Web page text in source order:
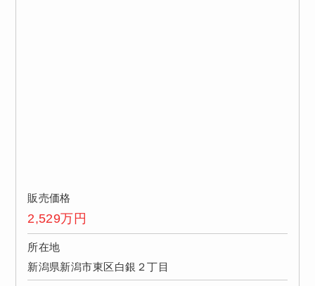
販売価格
2,529万円
所在地
新潟県新潟市東区白銀２丁目